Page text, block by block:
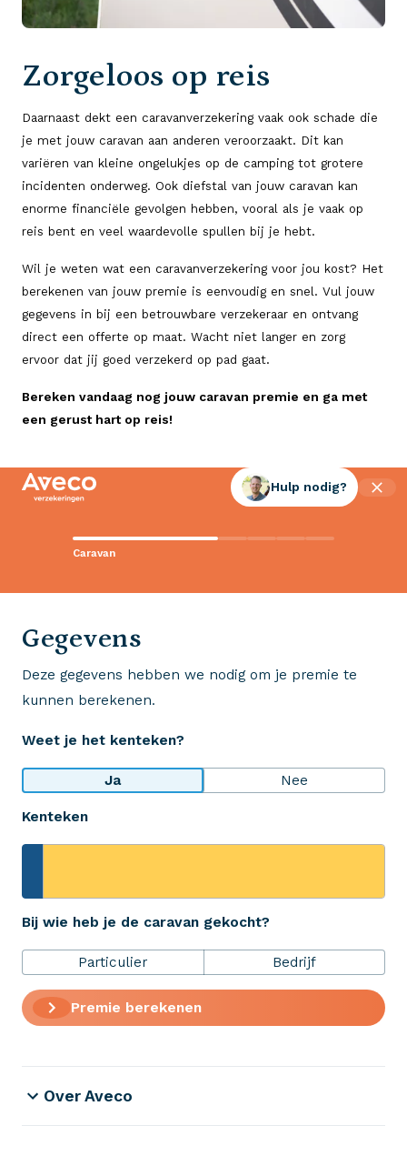
Zorgeloos op reis
Daarnaast dekt een caravanverzekering vaak ook schade die
je met jouw caravan aan anderen veroorzaakt. Dit kan
variëren van kleine ongelukjes op de camping tot grotere
incidenten onderweg. Ook diefstal van jouw caravan kan
enorme financiële gevolgen hebben, vooral als je vaak op
reis bent en veel waardevolle spullen bij je hebt.
Wil je weten wat een caravanverzekering voor jou kost? Het
berekenen van jouw premie is eenvoudig en snel. Vul jouw
gegevens in bij een betrouwbare verzekeraar en ontvang
direct een offerte op maat. Wacht niet langer en zorg
ervoor dat jij goed verzekerd op pad gaat.
Bereken vandaag nog jouw caravan premie en ga met
een gerust hart op reis!
Caravan
Hulp nodig?
Gegevens
Deze gegevens hebben we nodig om je premie te
kunnen berekenen.
Weet je het kenteken?
Ja Nee
Kenteken
Bij wie heb je de caravan gekocht?
Particulier Bedrijf
Premie berekenen
Contact met Aveco?
Wij staan voor je klaar!
Wij krijgen een 8,5!
Op basis van ruim 3.000 reviews
Bekijk wat anderen over ons zeggen
+31 (0)523 - 20 80 30
Verzekeringen
Over Aveco